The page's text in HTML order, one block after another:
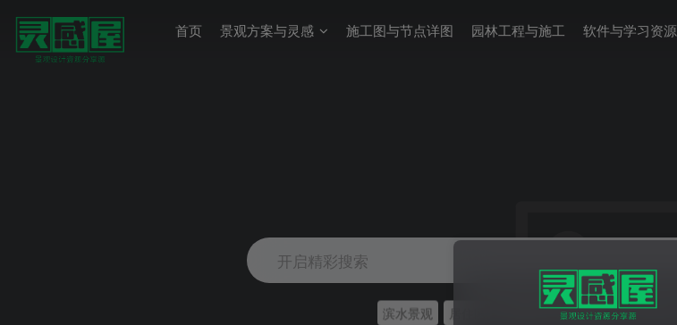
首页 景观方案与灵感 施工图与节点详图 园林工程与施工 软件与学习资源
开启精彩搜索
滨水景观 居住区 SU模型 CAD节点 植物配置